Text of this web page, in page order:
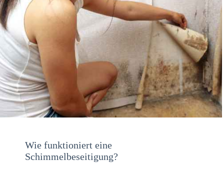
Wie funktioniert eine
Schimmelbeseitigung?